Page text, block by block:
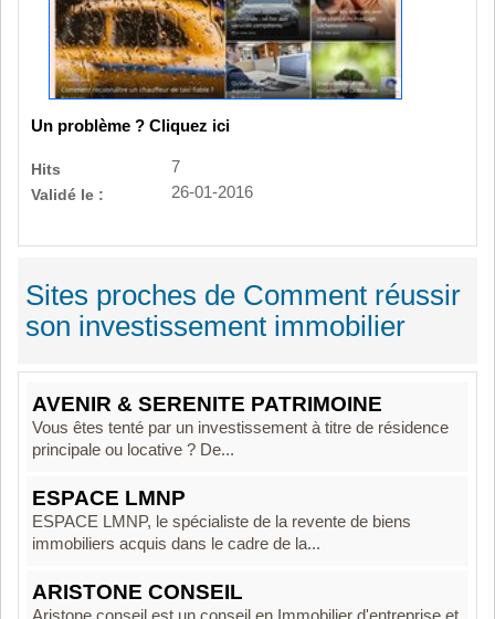
Un problème ? Cliquez ici
Hits
7
Validé le :
26-01-2016
Sites proches de Comment réussir
son investissement immobilier
AVENIR & SERENITE PATRIMOINE
Vous êtes tenté par un investissement à titre de résidence
principale ou locative ? De...
ESPACE LMNP
ESPACE LMNP, le spécialiste de la revente de biens
immobiliers acquis dans le cadre de la...
ARISTONE CONSEIL